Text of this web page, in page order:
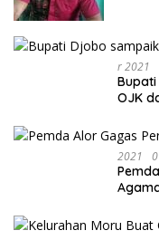
R 2021
OJK
2021